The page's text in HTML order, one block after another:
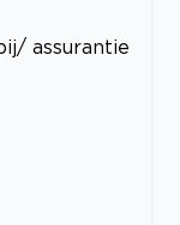
assurantie